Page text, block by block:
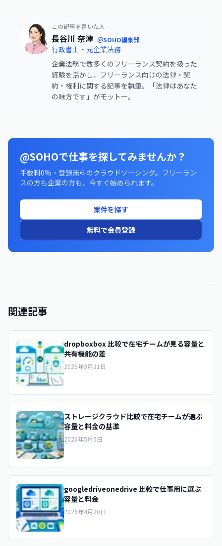
この記事を書いた人
長谷川 奈津 ＠SOHO編集部
行政書士・元企業法務
企業法務で数多くのフリーランス契約を扱った
経験を活かし、フリーランス向けの法律・契
約・権利に関する記事を執筆。「法律はあなた
の味方です」がモットー。
@SOHOで仕事を探してみませんか？
手数料0%・登録無料のクラウドソーシング。フリーラン
スの方も企業の方も、今すぐ始められます。
案件を探す
無料で会員登録
関連記事
dropboxbox 比較で在宅チームが見る容量と
共有機能の差
2026年3月31日
ストレージクラウド比較で在宅チームが選ぶ
容量と料金の基準
2026年5月5日
googledriveonedrive 比較で仕事用に選ぶ
容量と料金
2026年4月20日